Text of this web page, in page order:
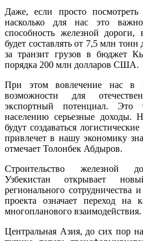
Даже, если просто
насколько для нас это
способность железной дороги,
будет составлять от 7,5 млн
за транзит грузов в бюджет
порядка 200 млн долларов США.
При этом вовлечение нас в
возможности для
экспортный потенциал.
населению серьезные доходы.
будут создаваться
привлечет в нашу экономику
отмечает Толонбек Абдыров.
Строительство железной
Узбекистан открывает
регионального сотрудничества
проекта означает переход на
многопланового взаимодействия.
Центральная Азия, до сих пор